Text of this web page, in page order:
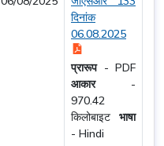
दिनांक
06.08.2025
प्रारूप- PDF
आकार -
970.42
किलोबाइट भाषा
- Hindi